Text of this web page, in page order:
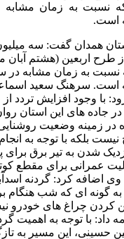
است.
طرح اربعین (هشتم آبان
است. سرهنگ سعید
با وجود افزایش تردد
در جاده های این استان
زمینه وضعیت روشنایی
بلکه با توجه به
شدن به تیر برق برای
عمرانی برای مقطع
اضافه کرد: گردنه
گونه ای که شب هنگام
کردن چراغ های خودرو
داد: با توجه به اهمیت
حسینی، این مسیر